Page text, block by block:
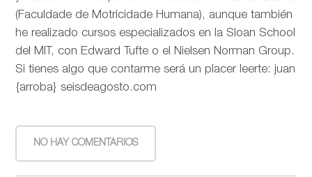
(Faculdade de Motricidade Humana), aunque también
he realizado cursos especializados en la Sloan School
del MIT, con Edward Tufte o el Nielsen Norman Group.
Si tienes algo que contarme será un placer leerte: juan
{arroba} seisdeagosto.com
NO HAY COMENTARIOS